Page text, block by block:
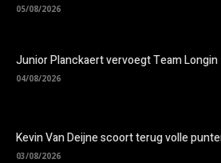
05/08/2026
Junior Planckaert vervoegt Team Longin
04/08/2026
Kevin Van Deijne scoort terug volle
03/08/2026